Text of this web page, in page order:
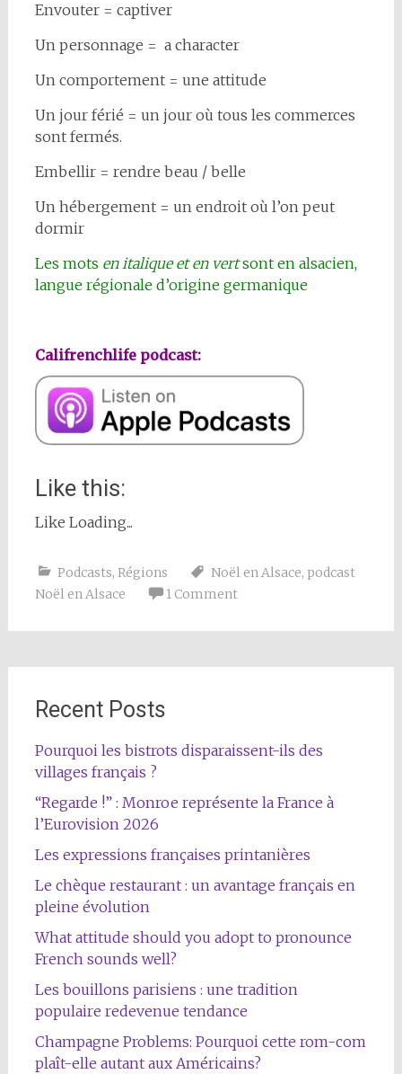
Envouter = captiver
Un personnage = a character
Un comportement = une attitude
Un jour férié = un jour où tous les commerces
sont fermés.
Embellir = rendre beau / belle
Un hébergement = un endroit où l’on peut
dormir
Les mots en italique et en vertsont en alsacien,
langue régionale d’origine germanique
Califrenchlife podcast:
Like this:
Like Loading...
Podcasts, Régions Noël en Alsace, podcast
Noël en Alsace
1 Comment
Recent Posts
Pourquoi les bistrots disparaissent-ils des
villages français ?
“Regarde !” : Monroe représente la France à
l’Eurovision 2026
Les expressions françaises printanières
Le chèque restaurant : un avantage français en
pleine évolution
What attitude should you adopt to pronounce
French sounds well?
Les bouillons parisiens : une tradition
populaire redevenue tendance
Champagne Problems: Pourquoi cette rom-com
plaît-elle autant aux Américains?